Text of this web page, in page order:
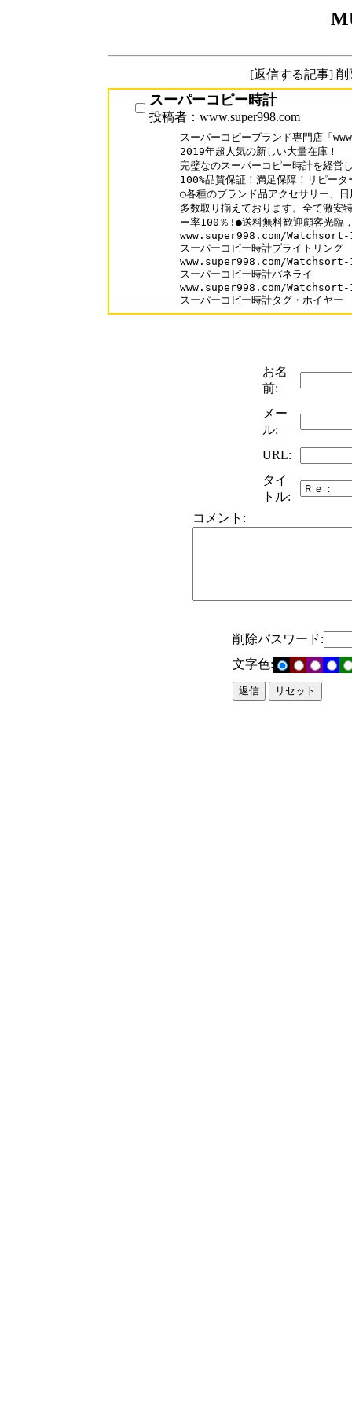
[返信する記事]
スーパーコピー時計
投稿者：www.super998.com
スーパーコピーブランド専門店「
2019年超人気の新しい大量在庫！
完璧なのスーパーコピー時計を経営
100%品質保証！満足保障！リピー
○各種のブランド品アクセサリー、
多数取り揃えております。全て激安
ー率100％!●送料無料歓迎顧客光臨
www.super998.com/
スーパーコピー時計ブライトリング
www.super998.com/
スーパーコピー時計パネライ
www.super998.com/
スーパーコピー時計タグ・ホイヤー
お名
前:
メー
ル:
URL:
タイ
トル:
コメント:
削除パスワード:
文字色: